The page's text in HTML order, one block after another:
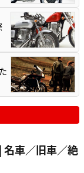
車／旧車／絶